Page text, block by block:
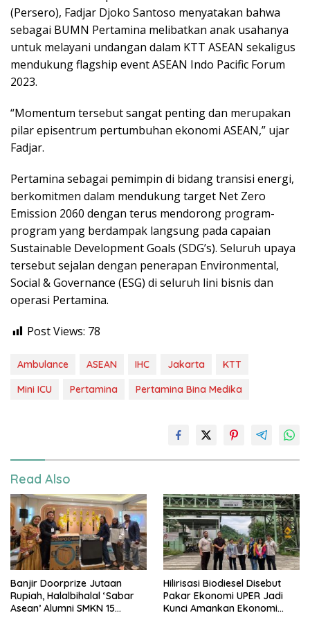
(Persero), Fadjar Djoko Santoso menyatakan bahwa
sebagai BUMN Pertamina melibatkan anak usahanya
untuk melayani undangan dalam KTT ASEAN sekaligus
mendukung flagship event ASEAN Indo Pacific Forum
2023.
“Momentum tersebut sangat penting dan merupakan
pilar episentrum pertumbuhan ekonomi ASEAN,” ujar
Fadjar.
Pertamina sebagai pemimpin di bidang transisi energi,
berkomitmen dalam mendukung target Net Zero
Emission 2060 dengan terus mendorong program-
program yang berdampak langsung pada capaian
Sustainable Development Goals (SDG’s). Seluruh upaya
tersebut sejalan dengan penerapan Environmental,
Social & Governance (ESG) di seluruh lini bisnis dan
operasi Pertamina.
Post Views: 78
Ambulance ASEAN IHC Jakarta
KTT
Mini ICU
Pertamina Pertamina Bina Medika
Read Also
Banjir Doorprize Jutaan
Rupiah, Halalbihalal ‘Sabar
Asean’ Alumni SMKN 15
Hilirisasi Biodiesel Disebut
Pakar Ekonomi UPER Jadi
Kunci Amankan Ekonomi